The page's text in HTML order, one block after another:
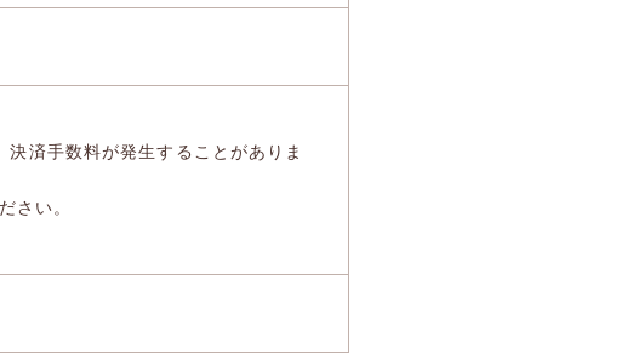
済手数料が発生することがありま
さい。